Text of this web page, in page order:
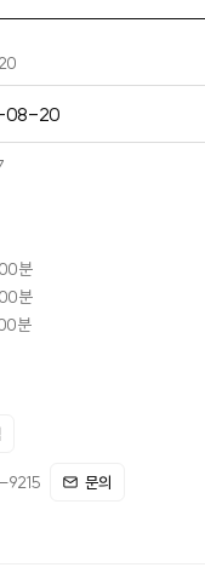
08-20
22
16
23
분
분
분
9215 문의